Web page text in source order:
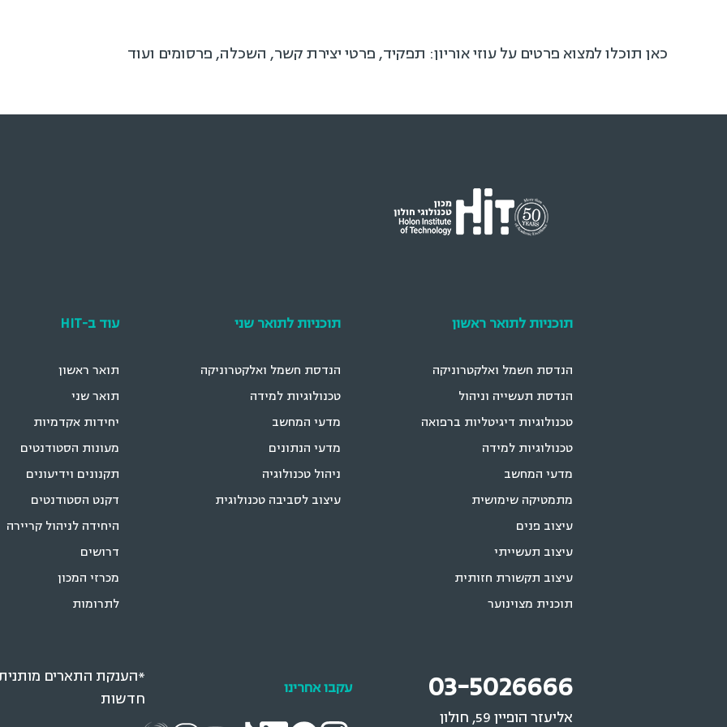
כאן תוכלו למצוא פרטים על עוזי אוריון: תפקיד, פרטי יצירת קשר, השכלה, פרסומים ועוד
תוכניות לתואר ראשון
הנדסת חשמל ואלקטרוניקה
הנדסת תעשייה וניהול
טכנולוגיות דיגיטליות ברפואה
טכנולוגיות למידה
מדעי המחשב
מתמטיקה שימושית
עיצוב פנים
עיצוב תעשייתי
עיצוב תקשורת חזותית
תוכנית מצוינוער
תוכניות לתואר שני
הנדסת חשמל ואלקטרוניקה
טכנולוגיות למידה
מדעי המחשב
מדעי הנתונים
ניהול טכנולוגיה
עיצוב לסביבה טכנולוגית
עוד ב-HIT
תואר ראשון
תואר שני
יחידות אקדמיות
מעונות הסטודנטים
תקנונים וידיעונים
דקנט הסטודנטים
היחידה לניהול קריירה
דרושים
מכרזי המכון
לתרומות
03-5026666
אליעזר הופיין 59, חולון
עקבו אחרינו
*הענקת התארים
חדשות